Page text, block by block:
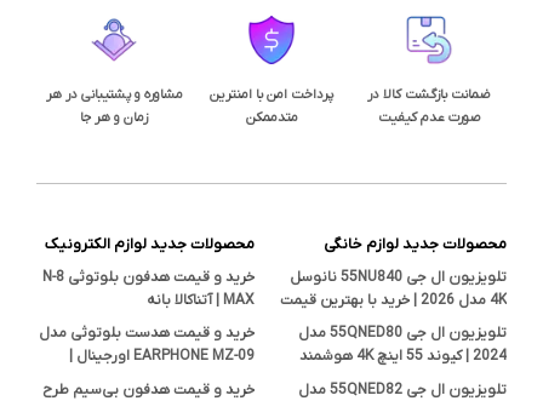
ضمانت بازگشت کالا در
صورت عدم کیفیت
پرداخت امن با امنترین
متدممکن
مشاوره و پشتیبانی در هر
زمان و هر جا
محصولات جدید لوازم خانگی
تلویزیون ال جی 55NU840 نانوسل
4K مدل 2026 | خرید با بهترین قیمت
تلویزیون ال جی 55QNED80 مدل
2024 | کیوند 55 اینچ 4K هوشمند
اصل
تلویزیون ال جی 55QNED82 مدل
محصولات جدید لوازم الکترونیک
خرید و قیمت هدفون بلوتوثی N-8
MAX | آتناکالا بانه
خرید و قیمت هدست بلوتوثی مدل
EARPHONE MZ-09 اورجینال |
فروشگاه آتناکالا بانه
خرید و قیمت هدفون بی‌سیم طرح